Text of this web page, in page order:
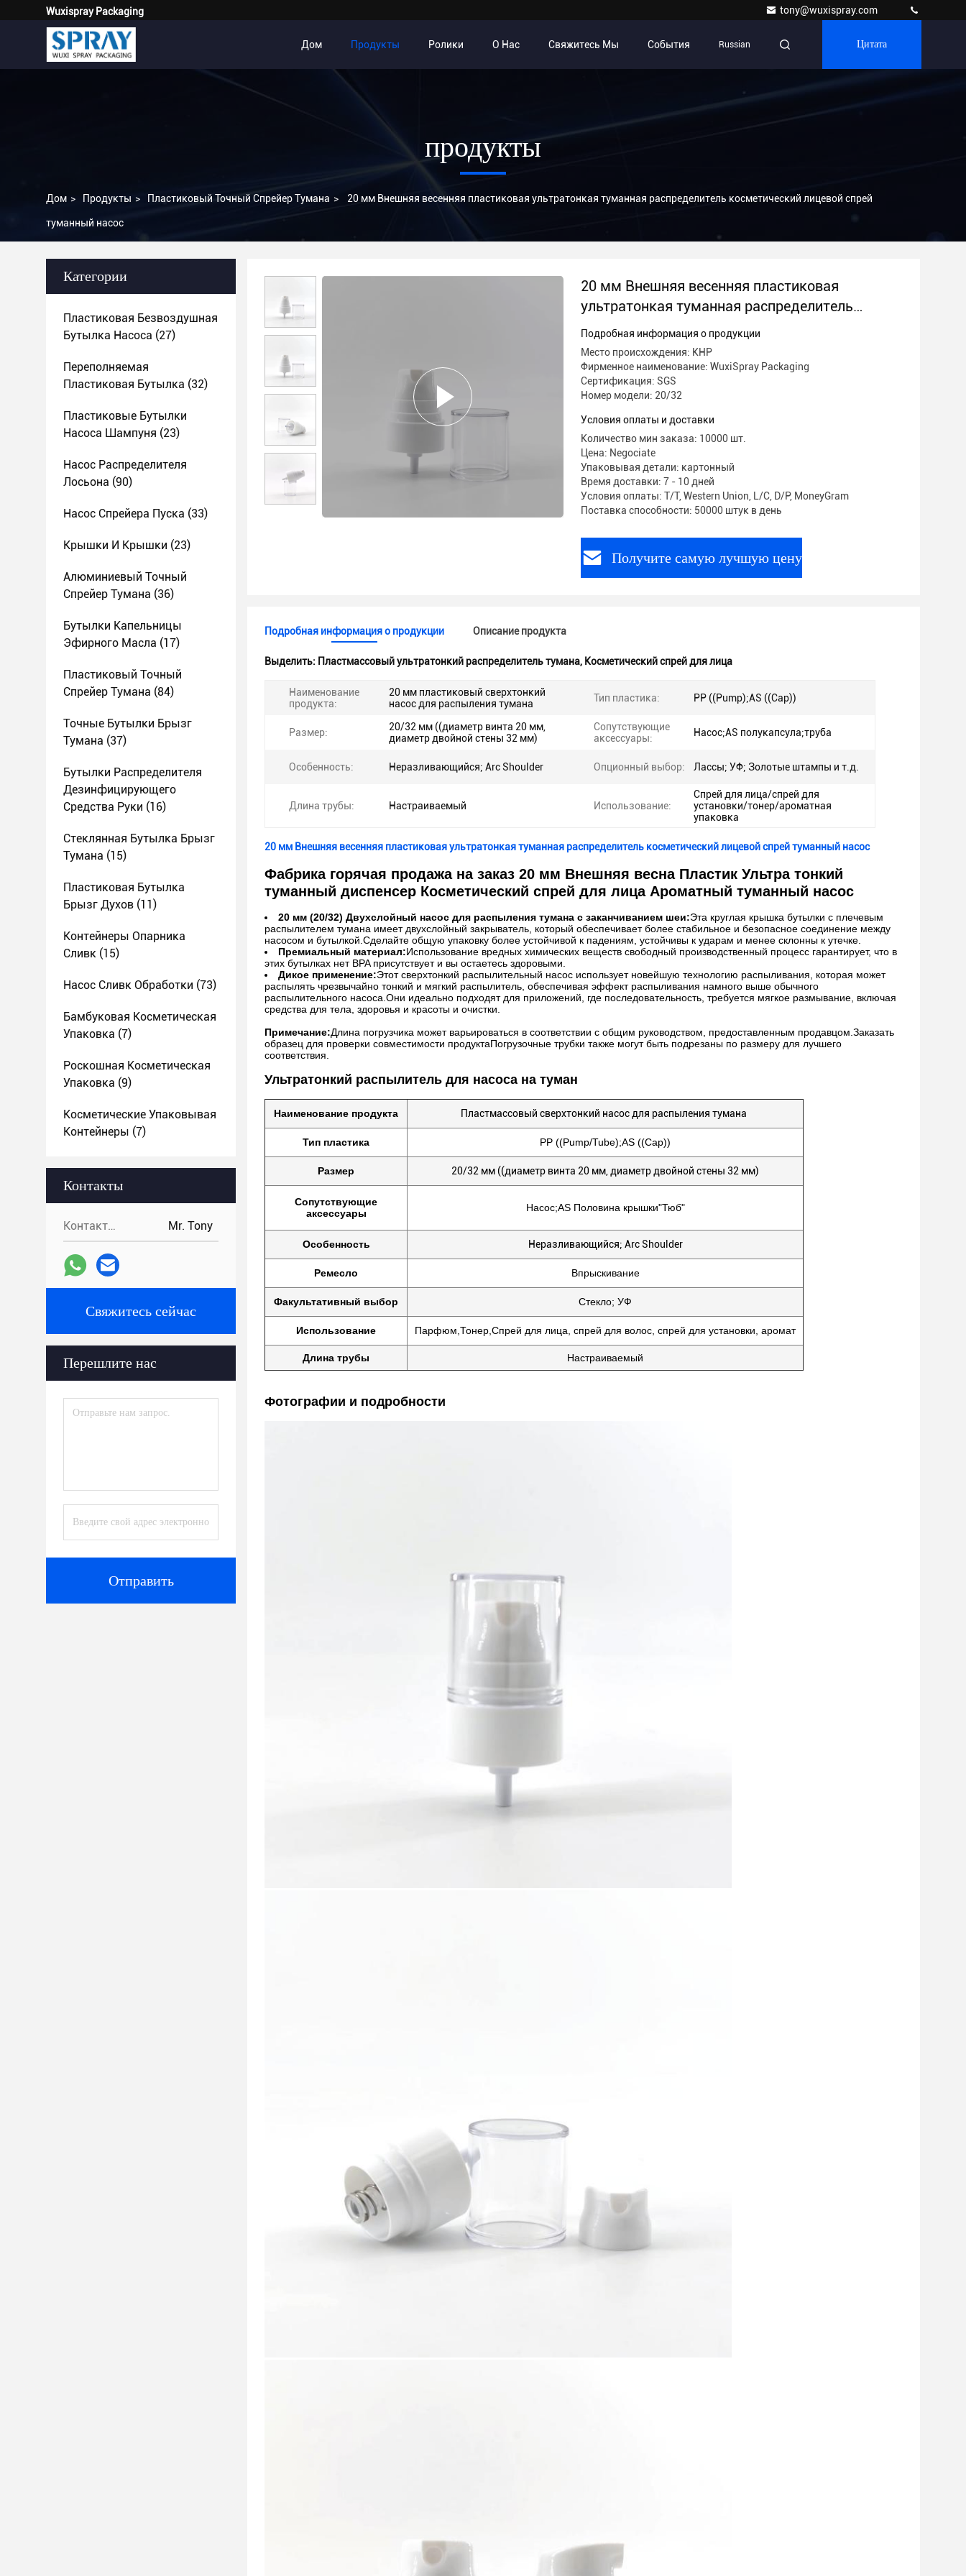
Wuxispray Packaging tony@wuxispray.com
Дом Продукты Ролики О Нас Свяжитесь Мы События Russian Цитата
продукты
Дом > Продукты > Пластиковый Точный Спрейер Тумана > 20 мм Внешняя весенняя пластиковая ультратонкая туманная распределитель косметический лицевой спрей
туманный насос
Категории
Пластиковая Безвоздушная
Бутылка Насоса (27)
Переполняемая
Пластиковая Бутылка (32)
Пластиковые Бутылки
Насоса Шампуня (23)
Насос Распределителя
Лосьона (90)
Насос Спрейера Пуска (33)
Крышки И Крышки (23)
Алюминиевый Точный
Спрейер Тумана (36)
Бутылки Капельницы
Эфирного Масла (17)
Пластиковый Точный
Спрейер Тумана (84)
Точные Бутылки Брызг
Тумана (37)
Бутылки Распределителя
Дезинфицирующего
Средства Руки (16)
Стеклянная Бутылка Брызг
Тумана (15)
Пластиковая Бутылка
Брызг Духов (11)
Контейнеры Опарника
Сливк (15)
Насос Сливк Обработки (73)
Бамбуковая Косметическая
Упаковка (7)
Роскошная Косметическая
Упаковка (9)
Косметические Упаковывая
Контейнеры (7)
Контакты
Контакты: Mr. Tony
Свяжитесь сейчас
Перешлите нас
Отправить
20 мм Внешняя весенняя пластиковая
ультратонкая туманная распределитель
косметический лицевой спрей туманный насос
Подробная информация о продукции
Место происхождения: КНР
Фирменное наименование: WuxiSpray Packaging
Сертификация: SGS
Номер модели: 20/32
Условия оплаты и доставки
Количество мин заказа: 10000 шт.
Цена: Negociate
Упаковывая детали: картонный
Время доставки: 7 - 10 дней
Условия оплаты: T/T, Western Union, L/C, D/P, MoneyGram
Поставка способности: 50000 штук в день
Получите самую лучшую цену
Подробная информация о продукции Описание продукта
Выделить: Пластмассовый ультратонкий распределитель тумана, Косметический спрей для лица
Наименование
продукта:
20 мм пластиковый сверхтонкий
насос для распыления тумана
Тип пластика: PP ((Pump);AS ((Cap))
Размер:
20/32 мм ((диаметр винта 20 мм,
диаметр двойной стены 32 мм)
Сопутствующие
аксессуары:
Насос;AS полукапсула;труба
Особенность: Неразливающийся; Arc Shoulder Опционный выбор: Лассы; УФ; Золотые штампы и т.д.
Длина трубы: Настраиваемый Использование:
Спрей для лица/спрей для
установки/тонер/ароматная
упаковка
20 мм Внешняя весенняя пластиковая ультратонкая туманная распределитель косметический лицевой спрей туманный насос
Фабрика горячая продажа на заказ 20 мм Внешняя весна Пластик Ультра тонкий
туманный диспенсер Косметический спрей для лица Ароматный туманный насос
20 мм (20/32) Двухслойный насос для распыления тумана с заканчиванием шеи:Эта круглая крышка бутылки с плечевым
распылителем тумана имеет двухслойный закрыватель, который обеспечивает более стабильное и безопасное соединение между
насосом и бутылкой.Сделайте общую упаковку более устойчивой к падениям, устойчивы к ударам и менее склонны к утечке.
Премиальный материал:Использование вредных химических веществ свободный производственный процесс гарантирует, что в
этих бутылках нет BPA присутствует и вы остаетесь здоровыми.
Дикое применение:Этот сверхтонкий распылительный насос использует новейшую технологию распыливания, которая может
распылять чрезвычайно тонкий и мягкий распылитель, обеспечивая эффект распыливания намного выше обычного
распылительного насоса.Они идеально подходят для приложений, где последовательность, требуется мягкое размывание, включая
средства для тела, здоровья и красоты и очистки.
Примечание:Длина погрузчика может варьироваться в соответствии с общим руководством, предоставленным продавцом.Заказать
образец для проверки совместимости продуктаПогрузочные трубки также могут быть подрезаны по размеру для лучшего
соответствия.
Ультратонкий распылитель для насоса на туман
Наименование продукта Пластмассовый сверхтонкий насос для распыления тумана
Тип пластика PP ((Pump/Tube);AS ((Cap))
Размер 20/32 мм ((диаметр винта 20 мм, диаметр двойной стены 32 мм)
Сопутствующие
аксессуары
Насос;AS Половина крышки"Тюб"
Особенность Неразливающийся; Arc Shoulder
Ремесло Впрыскивание
Факультативный выбор Стекло; УФ
Использование Парфюм, Тонер, Спрей для лица, спрей для волос, спрей для установки, аромат
Длина трубы Настраиваемый
Фотографии и подробности